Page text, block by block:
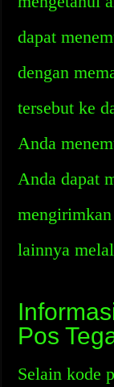
dapat
dengan
tersebut ke
Anda
Anda dapat
lainnya
Pos
Selain kode